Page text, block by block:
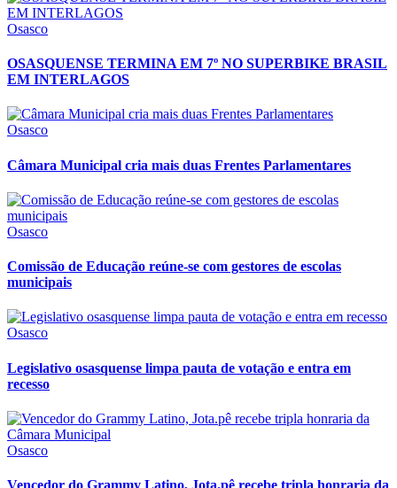
Osasco
OSASQUENSE TERMINA EM 7º NO SUPERBIKE BRASIL
EM INTERLAGOS
Osasco
Câmara Municipal cria mais duas Frentes Parlamentares
Osasco
Comissão de Educação reúne-se com gestores de escolas
municipais
Osasco
Legislativo osasquense limpa pauta de votação e entra em
recesso
Osasco